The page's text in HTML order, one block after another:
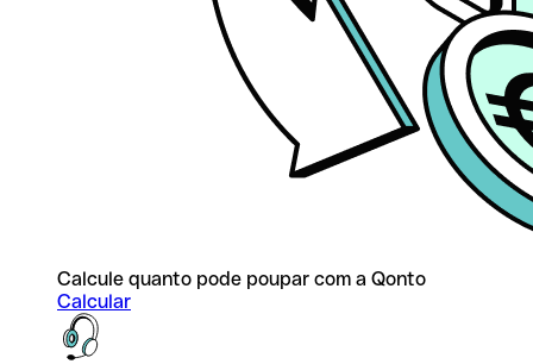
Calcule quanto pode poupar com a Qonto
Calcular